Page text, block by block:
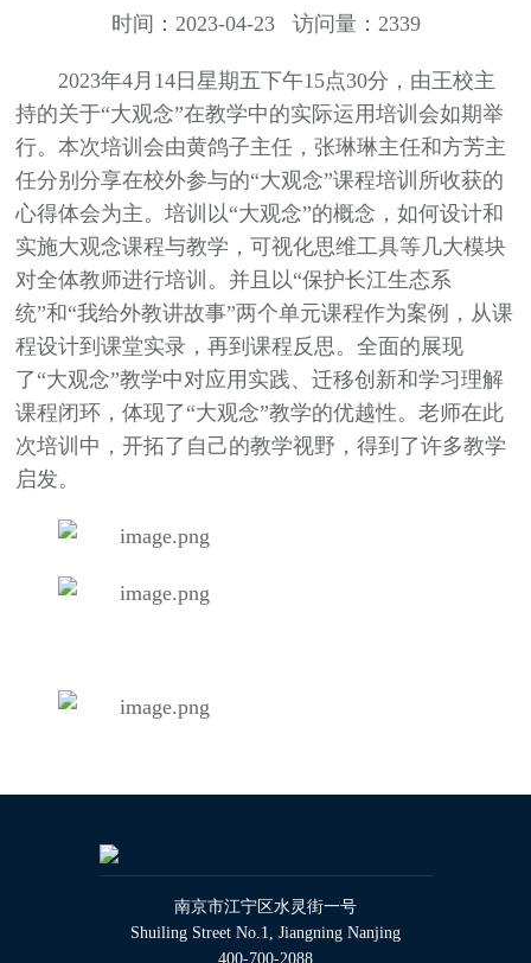
时间：2023-04-23 访问量：2339
2023年4月14日星期五下午15点30分，由王校主
持的关于“大观念”在教学中的实际运用培训会如期举
行。本次培训会由黄鸽子主任，张琳琳主任和方芳主
任分别分享在校外参与的“大观念”课程培训所收获的
心得体会为主。培训以“大观念”的概念，如何设计和
实施大观念课程与教学，可视化思维工具等几大模块
对全体教师进行培训。并且以“保护长江生态系
统”和“我给外教讲故事”两个单元课程作为案例，从课
程设计到课堂实录，再到课程反思。全面的展现
了“大观念”教学中对应用实践、迁移创新和学习理解
课程闭环，体现了“大观念”教学的优越性。老师在此
次培训中，开拓了自己的教学视野，得到了许多教学
启发。
南京市江宁区水灵街一号
Shuiling Street No.1, Jiangning Nanjing
400-700-2088